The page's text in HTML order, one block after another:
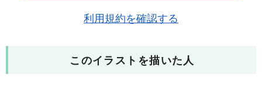
利用規約を確認する
このイラストを描いた人